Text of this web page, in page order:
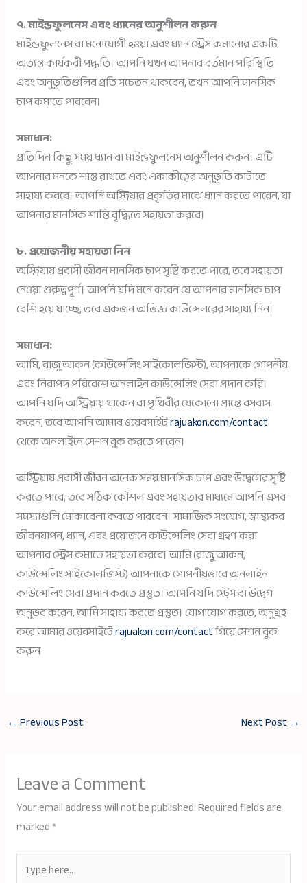
৭. মাইন্ডফুলনেস এবং ধ্যানের অনুশীলন করুন
মাইন্ডফুলনেস বা মনোযোগী হওয়া এবং ধ্যান স্ট্রেস কমানোর একটি
অত্যন্ত কার্যকরী পদ্ধতি। আপনি যখন আপনার বর্তমান পরিস্থিতি
এবং অনুভূতিগুলির প্রতি সচেতন থাকবেন, তখন আপনি মানসিক
চাপ কমাতে পারবেন।
সমাধান:
প্রতিদিন কিছু সময় ধ্যান বা মাইন্ডফুলনেস অনুশীলন করুন। এটি
আপনার মনকে শান্ত রাখতে এবং একাকীত্বের অনুভূতি কাটাতে
সাহায্য করবে। আপনি অস্ট্রিয়ার প্রকৃতির মাঝে ধ্যান করতে পারেন, যা
আপনার মানসিক শান্তি বৃদ্ধিতে সহায়তা করবে।
৮. প্রয়োজনীয় সহায়তা নিন
অস্ট্রিয়ায় প্রবাসী জীবন মানসিক চাপ সৃষ্টি করতে পারে, তবে সহায়তা
নেওয়া গুরুত্বপূর্ণ। আপনি যদি মনে করেন যে আপনার মানসিক চাপ
বেশি হয়ে যাচ্ছে, তবে একজন অভিজ্ঞ কাউন্সেলরের সাহায্য নিন।
সমাধান:
আমি, রাজু আকন (কাউন্সেলিং সাইকোলজিস্ট), আপনাকে গোপনীয়
এবং নিরাপদ পরিবেশে অনলাইন কাউন্সেলিং সেবা প্রদান করি।
আপনি যদি অস্ট্রিয়ায় থাকেন বা পৃথিবীর যেকোনো প্রান্তে বসবাস
করেন, তবে আপনি আমার ওয়েবসাইটrajuakon.com/contact
থেকে অনলাইনে সেশন বুক করতে পারেন।
অস্ট্রিয়ায় প্রবাসী জীবন অনেক সময় মানসিক চাপ এবং উদ্বেগের সৃষ্টি
করতে পারে, তবে সঠিক কৌশল এবং সহায়তার মাধ্যমে আপনি এসব
সমস্যাগুলি মোকাবেলা করতে পারবেন। সামাজিক সংযোগ, স্বাস্থ্যকর
জীবনযাপন, ধ্যান, এবং প্রয়োজনে কাউন্সেলিং সেবা গ্রহণ করা
আপনার স্ট্রেস কমাতে সহায়তা করবে। আমি (রাজু আকন,
কাউন্সেলিং সাইকোলজিস্ট) আপনাকে গোপনীয়ভাবে অনলাইন
কাউন্সেলিং সেবা প্রদান করতে প্রস্তুত। আপনি যদি স্ট্রেস বা উদ্বেগ
অনুভব করেন, আমি সাহায্য করতে প্রস্তুত। যোগাযোগ করতে, অনুগ্রহ
করে আমার ওয়েবসাইটেrajuakon.com/contactগিয়ে সেশন বুক
করুন
← Previous Post Next Post →
Leave a Comment
Your email address will not be published.Required fields are
marked*
Type